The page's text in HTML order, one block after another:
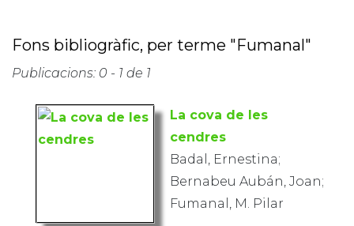
Fons bibliogràfic, per terme "Fumanal"
Publicacions: 0 - 1 de 1
La cova de les
cendres
Badal, Ernestina;
Bernabeu Aubán, Joan;
Fumanal, M. Pilar